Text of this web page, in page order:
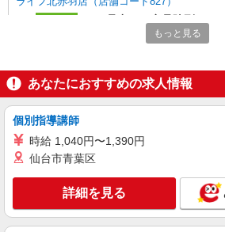
時給1,235円 高
キープ
ライフ北赤羽店（店舗コード827）
時給1,235円以上
ライフ北赤羽店 東京
もっと見る
あなたにおすすめの求人情報
個別指導講師
時給 1,040円〜1,390円
仙台市青葉区
詳細を見る